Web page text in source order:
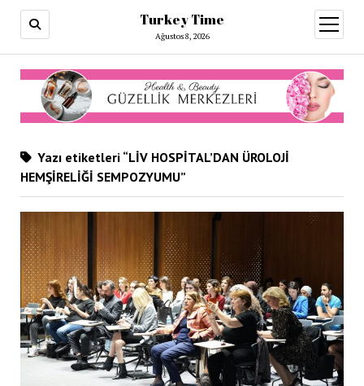
Turkey Time
Ağustos 8, 2026
aç
Yazı etiketleri “LİV HOSPİTAL’DAN ÜROLOJİ
HEMŞİRELİĞİ SEMPOZYUMU”